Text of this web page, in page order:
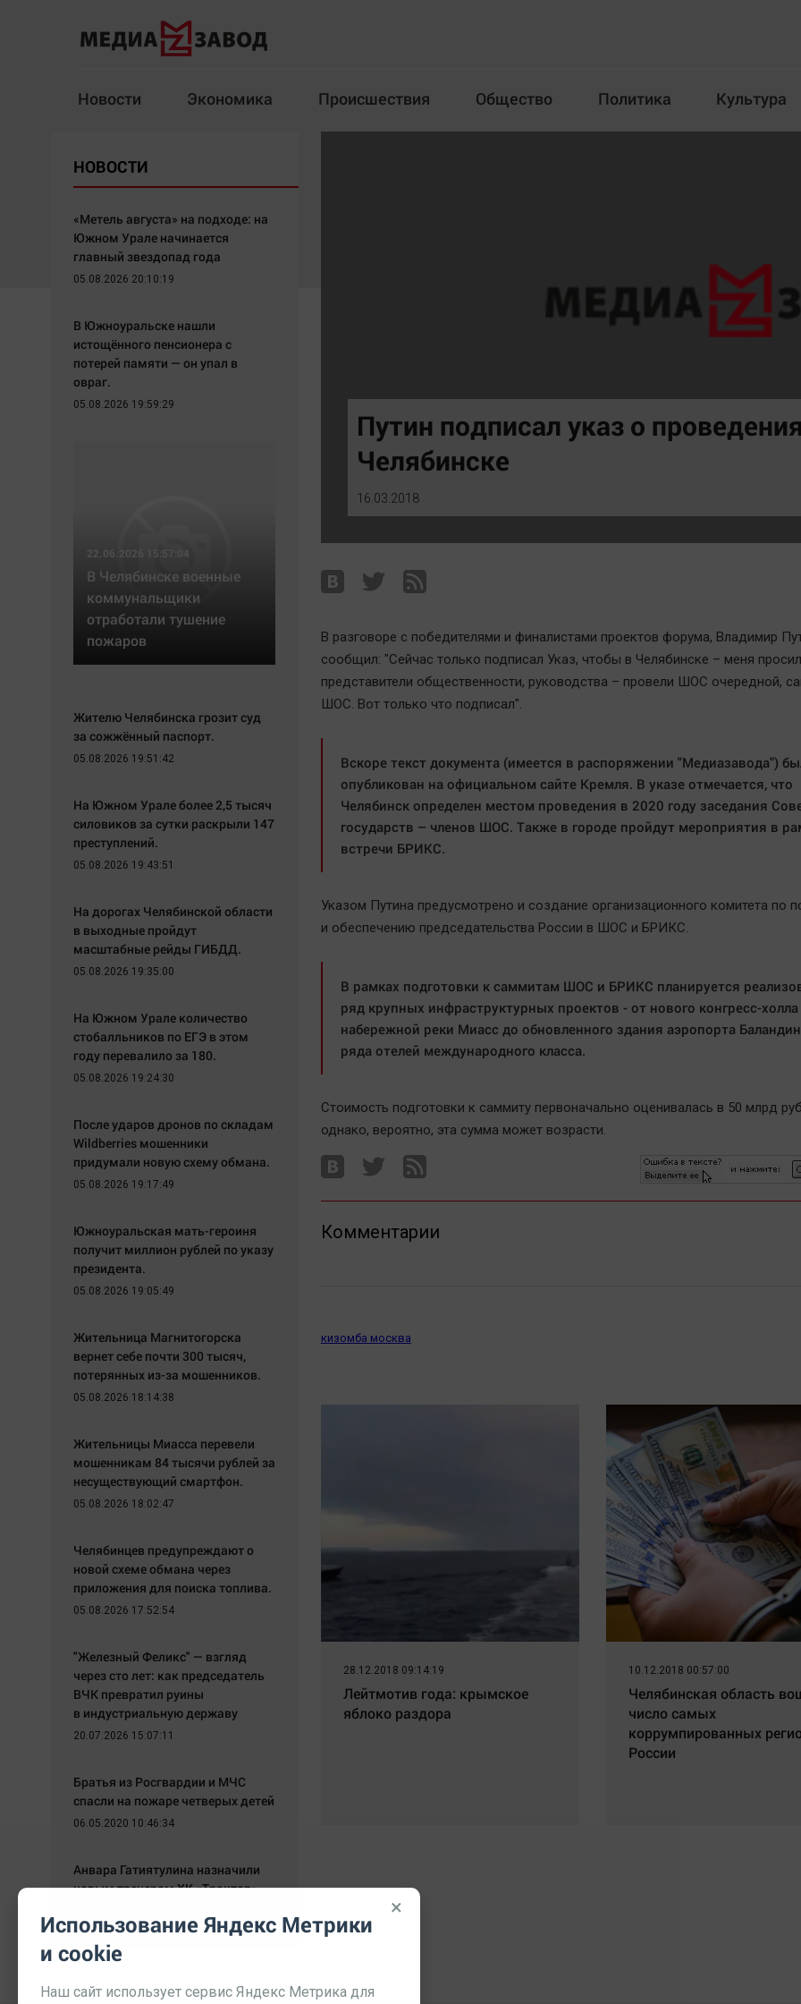
Новости Экономика Происшествия Общество Политика Культура
Здоровье Спорт
Архив
Наша победа
Общество
Политика
Экономика
Технологии
Медиаграмотность
Челябинск космический
Другие рубрики
English version
Online-консультация
Вкусное
ЖКХ
Интервью
Путин подписал указ о
Челябинске
16.03.2018
В разговоре с победителями и финалистами проектов форума, Владимир
сообщил: "Сейчас только подписал Указ, чтобы в Челябинске – меня
представители общественности, руководства – провели ШОС очередной,
ШОС. Вот только что подписал".
Вскоре текст документа (имеется в распоряжении "Медиазавода")
опубликован на официальном сайте Кремля. В указе отмечается, что
Челябинск определен местом проведения в 2020 году заседания
государств – членов ШОС. Также в городе пройдут мероприятия в
встречи БРИКС.
Указом Путина предусмотрено и создание организационного комитета по
и обеспечению председательства России в ШОС и БРИКС.
В рамках подготовки к саммитам ШОС и БРИКС планируется
ряд крупных инфраструктурных проектов - от нового конгресс-холла
набережной реки Миасс до обновленного здания аэропорта
ряда отелей международного класса.
Стоимость подготовки к саммиту первоначально оценивалась в 50 млрд
однако, вероятно, эта сумма может возрасти.
Комментарии
кизомба москва
28.12.2018 09:14:19
Лейтмотив года: крымское
яблоко раздора
10.12.2018 00:57:00
Челябинская область
число самых
коррумпированных
России
НОВОСТИ
«Метель августа» на подходе: на
Южном Урале начинается
главный звездопад года
05.08.2026 20:10:19
В Южноуральске нашли
истощённого пенсионера с
потерей памяти — он упал в
овраг.
05.08.2026 19:59:29
22.06.2026 15:57:04
В Челябинске военные
коммунальщики
отработали тушение
пожаров
Жителю Челябинска грозит суд
за сожжённый паспорт.
05.08.2026 19:51:42
На Южном Урале более 2,5 тысяч
силовиков за сутки раскрыли 147
преступлений.
05.08.2026 19:43:51
На дорогах Челябинской области
в выходные пройдут
масштабные рейды ГИБДД.
05.08.2026 19:35:00
На Южном Урале количество
стобалльников по ЕГЭ в этом
году перевалило за 180.
05.08.2026 19:24:30
После ударов дронов по складам
Wildberries мошенники
придумали новую схему обмана.
05.08.2026 19:17:49
Южноуральская мать-героиня
получит миллион рублей по указу
президента.
05.08.2026 19:05:49
Жительница Магнитогорска
вернет себе почти 300 тысяч,
потерянных из-за мошенников.
05.08.2026 18:14:38
Жительницы Миасса перевели
мошенникам 84 тысячи рублей за
несуществующий смартфон.
05.08.2026 18:02:47
Челябинцев предупреждают о
новой схеме обмана через
приложения для поиска топлива.
05.08.2026 17:52:54
"Железный Феликс" — взгляд
через сто лет: как председатель
ВЧК превратил руины
в индустриальную державу
20.07.2026 15:07:11
Братья из Росгвардии и МЧС
спасли на пожаре четверых детей
06.05.2020 10:46:34
Анвара Гатиятулина назначили
новым тренером ХК «Трактор»
×
Использование Яндекс Метрики
и cookie
Наш сайт использует сервис Яндекс Метрика для